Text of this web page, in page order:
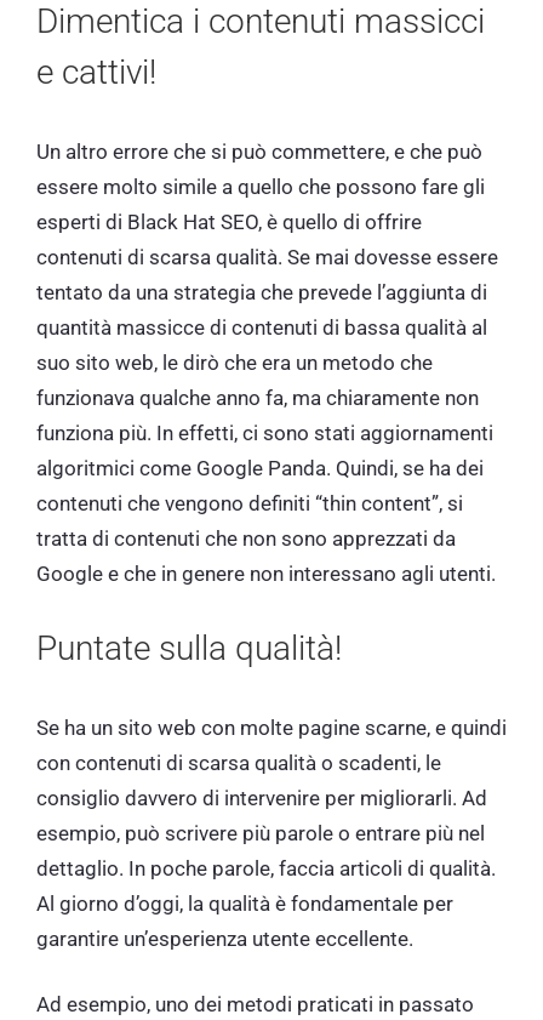
Dimentica i contenuti massicci
e cattivi!
Un altro errore che si può commettere, e che può
essere molto simile a quello che possono fare gli
esperti di Black Hat SEO, è quello di offrire
contenuti di scarsa qualità. Se mai dovesse essere
tentato da una strategia che prevede l’aggiunta di
quantità massicce di contenuti di bassa qualità al
suo sito web, le dirò che era un metodo che
funzionava qualche anno fa, ma chiaramente non
funziona più. In effetti, ci sono stati aggiornamenti
algoritmici come Google Panda. Quindi, se ha dei
contenuti che vengono definiti “thin content”, si
tratta di contenuti che non sono apprezzati da
Google e che in genere non interessano agli utenti.
Puntate sulla qualità!
Se ha un sito web con molte pagine scarne, e quindi
con contenuti di scarsa qualità o scadenti, le
consiglio davvero di intervenire per migliorarli. Ad
esempio, può scrivere più parole o entrare più nel
dettaglio. In poche parole, faccia articoli di qualità.
Al giorno d’oggi, la qualità è fondamentale per
garantire un’esperienza utente eccellente.
Ad esempio, uno dei metodi praticati in passato